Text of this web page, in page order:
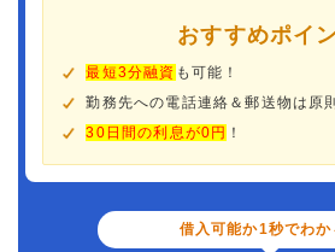
おすすめポイ
最短3分融資 も可能！
勤務先への電話連絡＆郵送物は原
30日間の利息が0円 ！
借入可能か1秒でわ